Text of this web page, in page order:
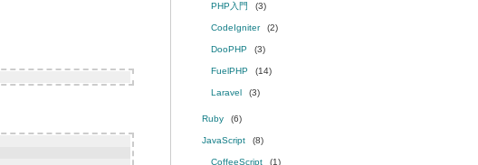
PHP入門 (3)
CodeIgniter (2)
DooPHP (3)
FuelPHP (14)
Laravel (3)
Ruby (6)
JavaScript (8)
CoffeeScript (1)